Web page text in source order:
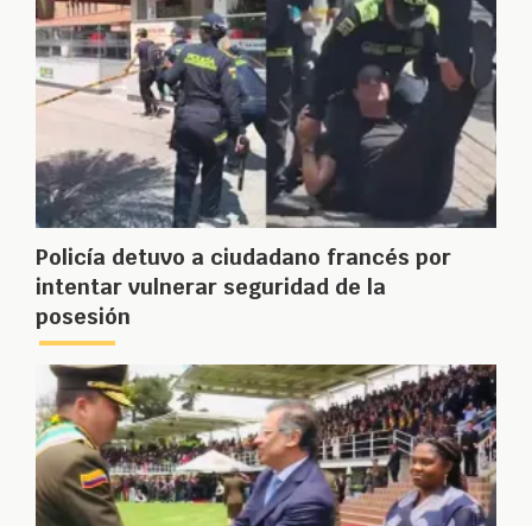
Policía detuvo a ciudadano francés por
intentar vulnerar seguridad de la
posesión